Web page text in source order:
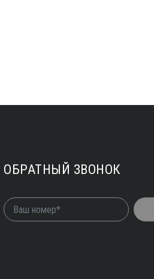
ОБРАТНЫЙ ЗВОНОК